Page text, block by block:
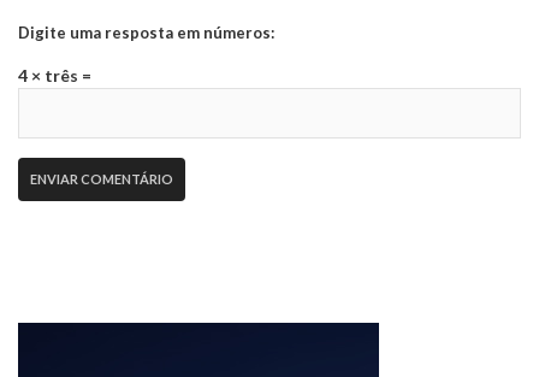
Digite uma resposta em números:
4 × três =